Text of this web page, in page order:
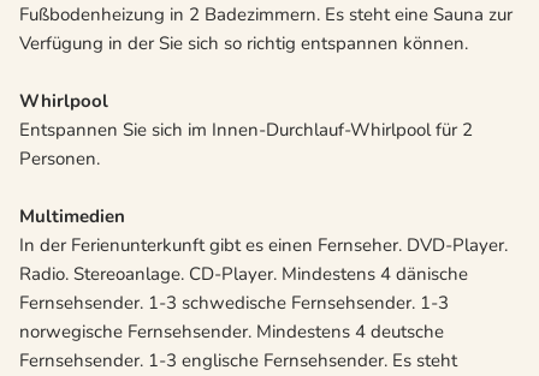
Fußbodenheizung in 2 Badezimmern. Es steht eine Sauna zur
Verfügung in der Sie sich so richtig entspannen können.
Whirlpool
Entspannen Sie sich im Innen-Durchlauf-Whirlpool für 2
Personen.
Multimedien
In der Ferienunterkunft gibt es einen Fernseher. DVD-Player.
Radio. Stereoanlage. CD-Player. Mindestens 4 dänische
Fernsehsender. 1-3 schwedische Fernsehsender. 1-3
norwegische Fernsehsender. Mindestens 4 deutsche
Fernsehsender. 1-3 englische Fernsehsender. Es steht